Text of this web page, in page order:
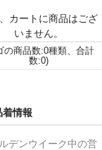
カートに商品はござ
いません。
の商品数:0種類、合計
数:0)
着情報
デンウイーク中の営